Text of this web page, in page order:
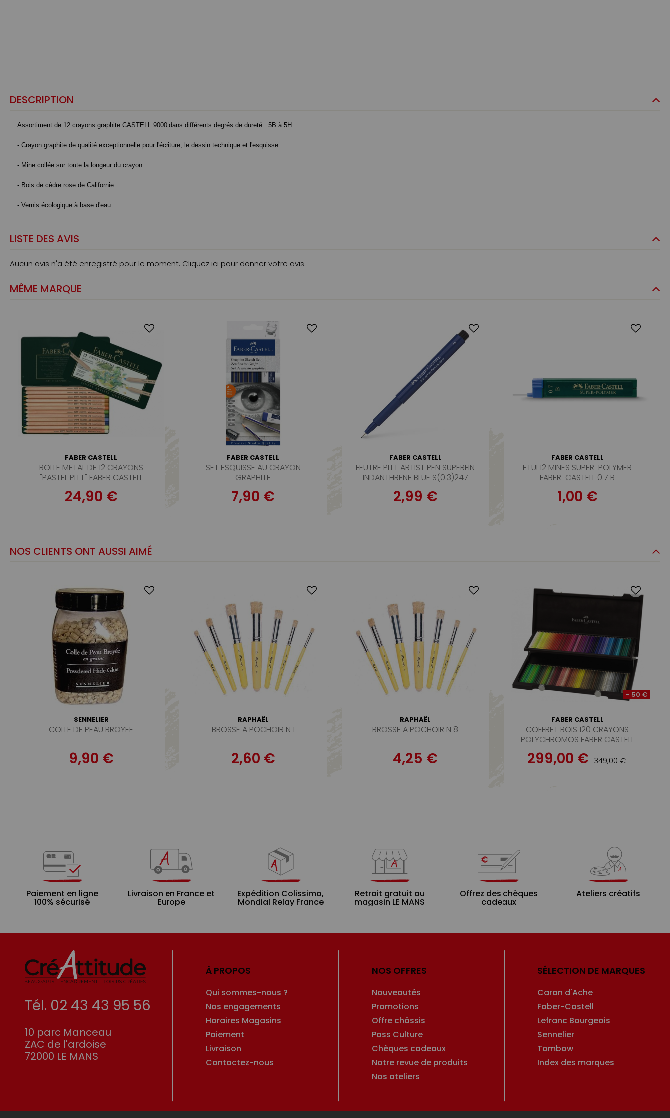
DESCRIPTION
Assortiment de 12 crayons graphite CASTELL 9000 dans différents degrés de dureté : 5B à 5H
- Crayon graphite de qualité exceptionnelle pour l'écriture, le dessin technique et l'esquisse
- Mine collée sur toute la longeur du crayon
- Bois de cèdre rose de Californie
- Vernis écologique à base d'eau
LISTE DES AVIS
Aucun avis n'a été enregistré pour le moment. Cliquez ici pour donner votre avis.
MÊME MARQUE
FABER CASTELL
BOITE METAL DE 12 CRAYONS
"PASTEL PITT" FABER CASTELL
24,90 €
FABER CASTELL
SET ESQUISSE AU CRAYON
GRAPHITE
7,90 €
FABER CASTELL
FEUTRE PITT ARTIST PEN SUPERFIN
INDANTHRENE BLUE S(0.3)247
2,99 €
FABER CASTELL
ETUI 12 MINES SUPER-POLYMER
FABER-CASTELL 0.7 B
1,00 €
NOS CLIENTS ONT AUSSI AIMÉ
SENNELIER
COLLE DE PEAU BROYEE
9,90 €
RAPHAËL
BROSSE A POCHOIR N 1
2,60 €
RAPHAËL
BROSSE A POCHOIR N 8
4,25 €
- 50 €
FABER CASTELL
COFFRET BOIS 120 CRAYONS
POLYCHROMOS FABER CASTELL
299,00 € 349,00 €
Paiement en ligne
100% sécurisé
Livraison en France et
Europe
Expédition Colissimo,
Mondial Relay France
Retrait gratuit au
magasin LE MANS
Offrez des chèques
cadeaux
Ateliers créatifs
Tél. 02 43 43 95 56
10 parc Manceau
ZAC de l'ardoise
72000 LE MANS
À PROPOS
Qui sommes-nous ?
Nos engagements
Horaires Magasins
Paiement
Livraison
Contactez-nous
NOS OFFRES
Nouveautés
Promotions
Offre châssis
Pass Culture
Chèques cadeaux
Notre revue de produits
Nos ateliers
SÉLECTION DE MARQUES
Caran d'Ache
Faber-Castell
Lefranc Bourgeois
Sennelier
Tombow
Index des marques